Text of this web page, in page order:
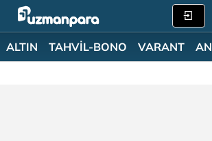
ALTIN TAHVİL-BONO VARANT